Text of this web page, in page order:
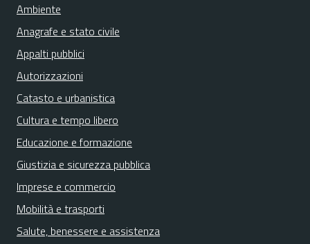
Ambiente
Anagrafe e stato civile
Appalti pubblici
Autorizzazioni
Catasto e urbanistica
Cultura e tempo libero
Educazione e formazione
Giustizia e sicurezza pubblica
Imprese e commercio
Mobilità e trasporti
Salute, benessere e assistenza